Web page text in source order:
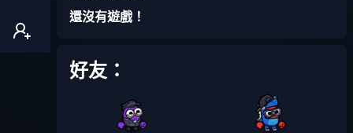
還沒有遊戲！
好友：